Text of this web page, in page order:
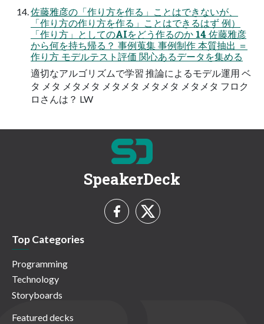
佐藤雅彦の「作り方を作る」ことはできないが、
「作り方の作り方を作る」ことはできるはず 例）
「作り方」としてのAIをどう作るのか 14 佐藤雅彦
から何を持ち帰る？ 事例蒐集 事例制作 本質抽出 ＝
作り方 モデルテスト評価 関心あるデータを集める
適切なアルゴリズムで学習 推論によるモデル運用 ベ
タ メタ メタメタ メタメタ メタメタ メタメタ フロク
ロさんは？ LW
SpeakerDeck
Top Categories
Programming
Technology
Storyboards
Featured decks